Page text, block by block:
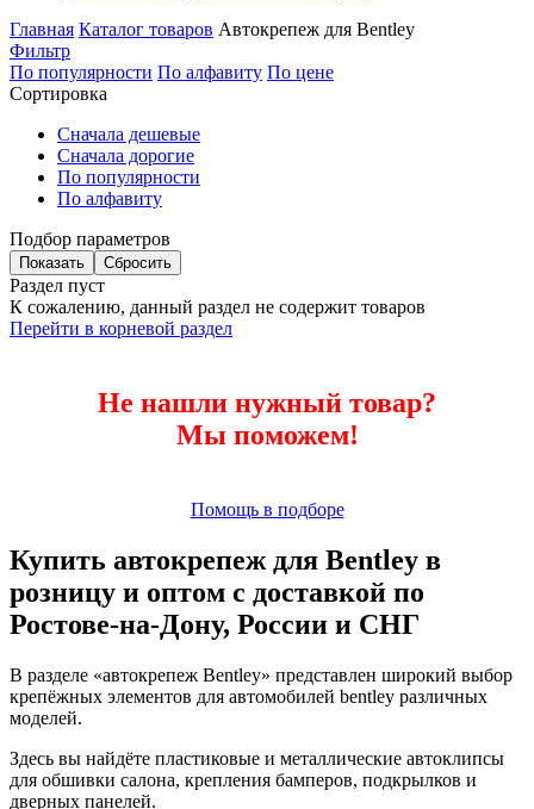
Главная Каталог товаров Автокрепеж для Bentley
Фильтр
По популярности По алфавиту По цене
Сортировка
Сначала дешевые
Сначала дорогие
По популярности
По алфавиту
Подбор параметров
Раздел пуст
К сожалению, данный раздел не содержит товаров
Перейти в корневой раздел
Не нашли нужный товар?
Мы поможем!
Помощь в подборе
Купить автокрепеж для Bentley в
розницу и оптом с доставкой по
Ростове-на-Дону, России и СНГ
В разделе «автокрепеж Bentley» представлен широкий выбор
крепёжных элементов для автомобилей bentley различных
моделей.
Здесь вы найдёте пластиковые и металлические автоклипсы
для обшивки салона, крепления бамперов, подкрылков и
дверных панелей.